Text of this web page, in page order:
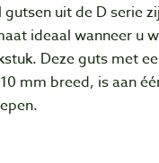
gutsen uit de D serie
ideaal wanneer u
Deze guts met
mm breed, is aan